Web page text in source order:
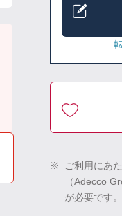
※
ご利用にあ
（Adecco
が必要です。